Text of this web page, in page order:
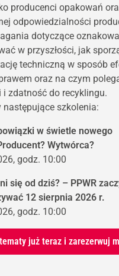
producenci opakowań
odpowiedzialności
dotyczące
w przyszłości, jak
techniczną w sposób
oraz na czym
i zdatność do recyklingu.
następujące szkolenia:
w świetle nowego
Wytwórca?
godz. 10:00
się od dziś? – PPWR
12 sierpnia 2026 r.
godz. 10:00
już teraz i zarezerwuj